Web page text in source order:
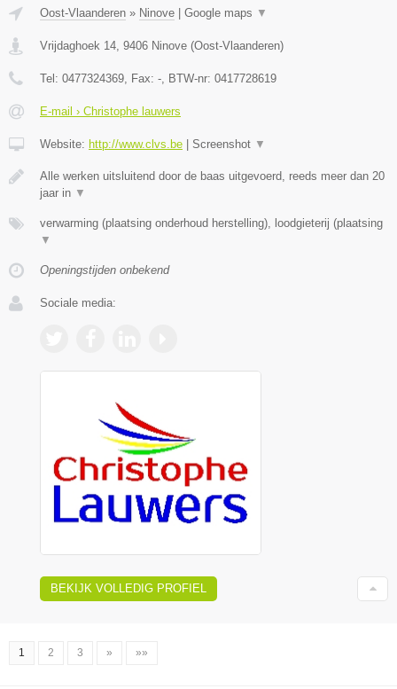
Oost-Vlaanderen » Ninove Google maps ▼
Vrijdaghoek 14, 9406 Ninove (Oost-Vlaanderen)
Tel: 0477324369, Fax: -, BTW-nr: 0417728619
E-mail › Christophe lauwers
Website: http://www.clvs.be Screenshot ▼
Alle werken uitsluitend door de baas uitgevoerd, reeds meer dan 20
jaar in ▼
verwarming (plaatsing onderhoud herstelling), loodgieterij (plaatsing
▼
Openingstijden onbekend
Sociale media:
BEKIJK VOLLEDIG PROFIEL
1 2 3 » »»